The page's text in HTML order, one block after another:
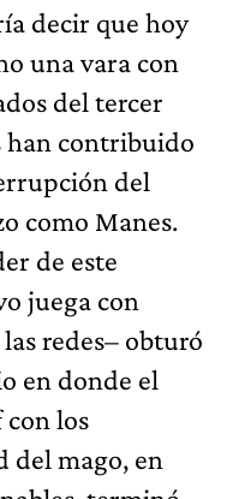
decir que hoy
una vara con
del tercer
han contribuido
del
como Manes.
de este
juega con
redes– obturó
en donde el
los
del mago, en